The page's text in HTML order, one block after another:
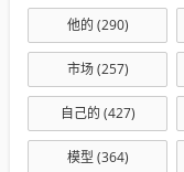
他的 (290)
市场(257)
自己的 (427)
模型 (364)